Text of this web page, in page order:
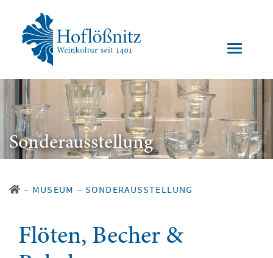
Sonderausstellung
– MUSEUM – SONDERAUSSTELLUNG
Flöten, Becher &